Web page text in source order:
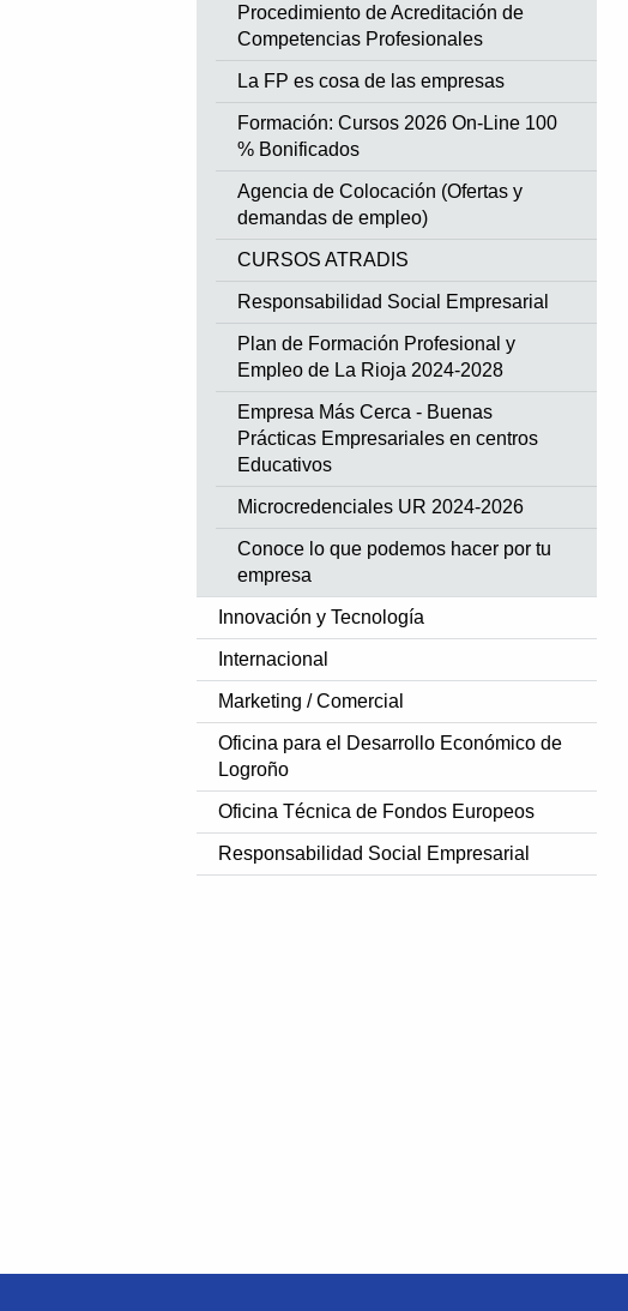
Procedimiento de Acreditación de
Competencias Profesionales
La FP es cosa de las empresas
Formación: Cursos 2026 On-Line 100
% Bonificados
Agencia de Colocación (Ofertas y
demandas de empleo)
CURSOS ATRADIS
Responsabilidad Social Empresarial
Plan de Formación Profesional y
Empleo de La Rioja 2024-2028
Empresa Más Cerca - Buenas
Prácticas Empresariales en centros
Educativos
Microcredenciales UR 2024-2026
Conoce lo que podemos hacer por tu
empresa
Innovación y Tecnología
Internacional
Marketing / Comercial
Oficina para el Desarrollo Económico de
Logroño
Oficina Técnica de Fondos Europeos
Responsabilidad Social Empresarial